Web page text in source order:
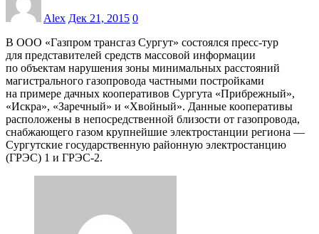
Alex Дек 21, 2015 0
В ООО «Газпром трансгаз Сургут» состоялся пресс-тур
для представителей средств массовой информации
по объектам нарушения зоны минимальных расстояний
магистрального газопровода частными постройками
на примере дачных кооперативов Сургута «Прибрежный»,
«Искра», «Заречный» и «Хвойный». Данные кооперативы
расположены в непосредственной близости от газопровода,
снабжающего газом крупнейшие электростанции региона —
Сургутские государственную районную электростанцию
(ГРЭС) 1 и ГРЭС-2.